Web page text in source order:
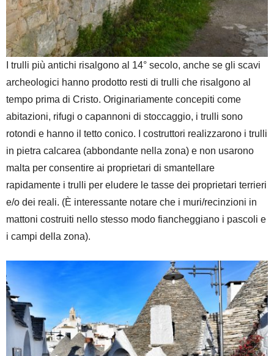
I trulli più antichi risalgono al 14° secolo, anche se gli scavi
archeologici hanno prodotto resti di trulli che risalgono al
tempo prima di Cristo. Originariamente concepiti come
abitazioni, rifugi o capannoni di stoccaggio, i trulli sono
rotondi e hanno il tetto conico. I costruttori realizzarono i trulli
in pietra calcarea (abbondante nella zona) e non usarono
malta per consentire ai proprietari di smantellare
rapidamente i trulli per eludere le tasse dei proprietari terrieri
e/o dei reali. (È interessante notare che i muri/recinzioni in
mattoni costruiti nello stesso modo fiancheggiano i pascoli e
i campi della zona).